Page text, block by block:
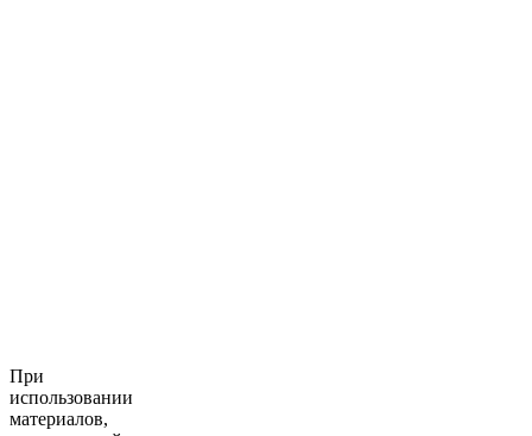
При
использовании
материалов,